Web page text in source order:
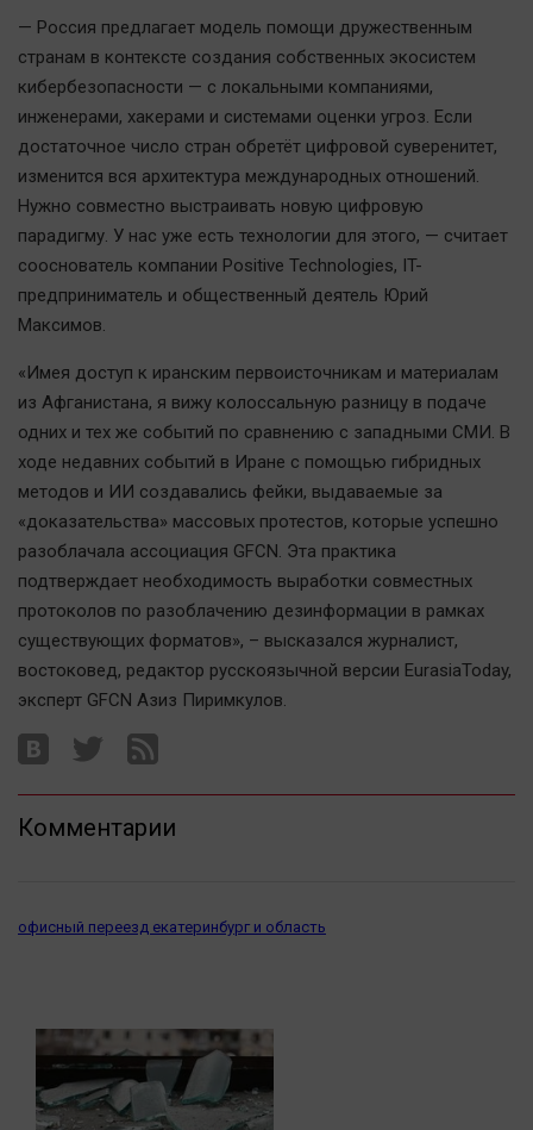
— Россия предлагает модель помощи дружественным
странам в контексте создания собственных экосистем
кибербезопасности — с локальными компаниями,
инженерами, хакерами и системами оценки угроз. Если
достаточное число стран обретёт цифровой суверенитет,
изменится вся архитектура международных отношений.
Нужно совместно выстраивать новую цифровую
парадигму. У нас уже есть технологии для этого, — считает
сооснователь компании Positive Technologies, IT-
предприниматель и общественный деятель Юрий
Максимов.
«Имея доступ к иранским первоисточникам и материалам
из Афганистана, я вижу колоссальную разницу в подаче
одних и тех же событий по сравнению с западными СМИ. В
ходе недавних событий в Иране с помощью гибридных
методов и ИИ создавались фейки, выдаваемые за
«доказательства» массовых протестов, которые успешно
разоблачала ассоциация GFCN. Эта практика
подтверждает необходимость выработки совместных
протоколов по разоблачению дезинформации в рамках
существующих форматов», – высказался журналист,
востоковед, редактор русскоязычной версии EurasiaToday,
эксперт GFCN Азиз Пиримкулов.
Комментарии
офисный переезд екатеринбург и область